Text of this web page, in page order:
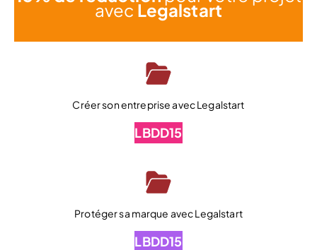
avec Legalstart
Créer son entreprise avec Legalstart
LBDD15
Protéger sa marque avec Legalstart
LBDD15